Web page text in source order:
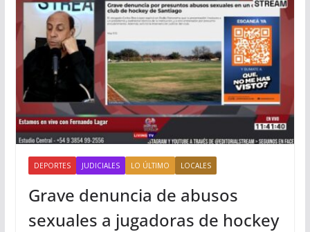
DEPORTES JUDICIALES LO ÚLTIMO LOCALES
Grave denuncia de abusos
sexuales a jugadoras de hockey